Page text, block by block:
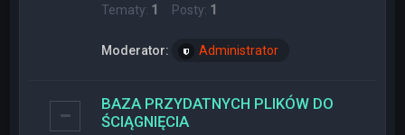
Tematy: 1 Posty: 1
Moderator: Administrator
BAZA PRZYDATNYCH PLIKÓW DO
ŚCIĄGNIĘCIA